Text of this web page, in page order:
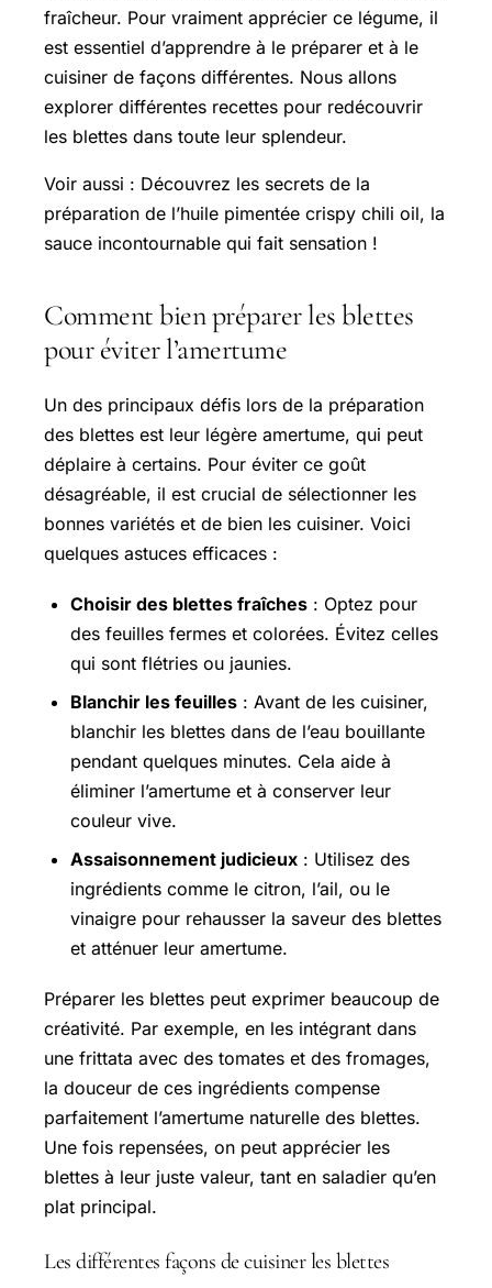
fraîcheur. Pour vraiment apprécier ce légume, il
est essentiel d’apprendre à le préparer et à le
cuisiner de façons différentes. Nous allons
explorer différentes recettes pour redécouvrir
les blettes dans toute leur splendeur.
Voir aussi : Découvrez les secrets de la
préparation de l’huile pimentée crispy chili oil, la
sauce incontournable qui fait sensation !
Comment bien préparer les blettes
pour éviter l’amertume
Un des principaux défis lors de la préparation
des blettes est leur légère amertume, qui peut
déplaire à certains. Pour éviter ce goût
désagréable, il est crucial de sélectionner les
bonnes variétés et de bien les cuisiner. Voici
quelques astuces efficaces :
Choisir des blettes fraîches : Optez pour
des feuilles fermes et colorées. Évitez celles
qui sont flétries ou jaunies.
Blanchir les feuilles : Avant de les cuisiner,
blanchir les blettes dans de l’eau bouillante
pendant quelques minutes. Cela aide à
éliminer l’amertume et à conserver leur
couleur vive.
Assaisonnement judicieux : Utilisez des
ingrédients comme le citron, l’ail, ou le
vinaigre pour rehausser la saveur des blettes
et atténuer leur amertume.
Préparer les blettes peut exprimer beaucoup de
créativité. Par exemple, en les intégrant dans
une frittata avec des tomates et des fromages,
la douceur de ces ingrédients compense
parfaitement l’amertume naturelle des blettes.
Une fois repensées, on peut apprécier les
blettes à leur juste valeur, tant en saladier qu’en
plat principal.
Les différentes façons de cuisiner les blettes